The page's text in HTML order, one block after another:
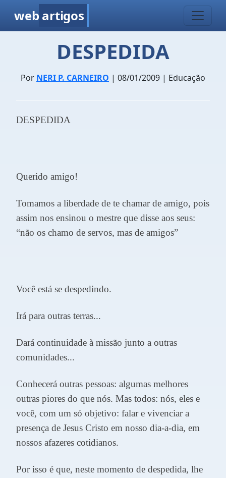
web artigos
DESPEDIDA
Por NERI P. CARNEIRO | 08/01/2009 | Educação
DESPEDIDA
Querido amigo!
Tomamos a liberdade de te chamar de amigo, pois
assim nos ensinou o mestre que disse aos seus:
“não os chamo de servos, mas de amigos”
Você está se despedindo.
Irá para outras terras...
Dará continuidade à missão junto a outras
comunidades...
Conhecerá outras pessoas: algumas melhores
outras piores do que nós. Mas todos: nós, eles e
você, com um só objetivo: falar e vivenciar a
presença de Jesus Cristo em nosso dia-a-dia, em
nossos afazeres cotidianos.
Por isso é que, neste momento de despedida, lhe